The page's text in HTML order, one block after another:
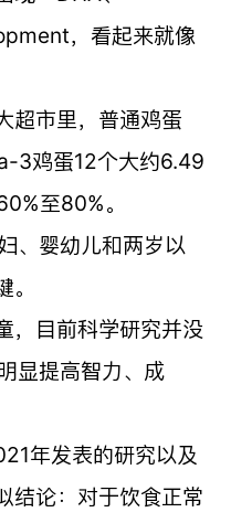
，看起来就像
超市里，普通鸡蛋
3鸡蛋12个大约6.49
至80%。
、婴幼儿和两岁以
，目前科学研究并没
显提高智力、成
年发表的研究以及
结论：对于饮食正常